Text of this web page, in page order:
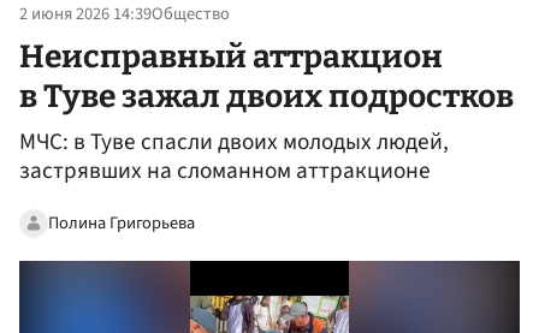
2 июня 2026 14:39Общество
Неисправный аттракцион
в Туве зажал двоих подростков
МЧС: в Туве спасли двоих молодых людей,
застрявших на сломанном аттракционе
Полина Григорьева